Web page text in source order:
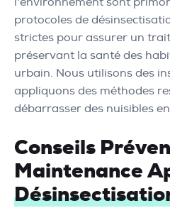
protocoles de
strictes pour assurer un
préservant la santé des
urbain. Nous utilisons des
appliquons des méthodes
débarrasser des nuisibles
Conseils
Maintenance